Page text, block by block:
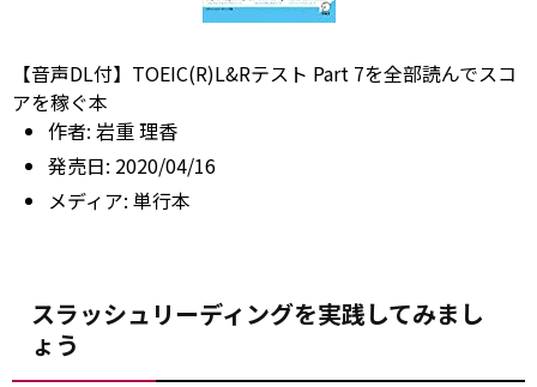
【音声DL付】TOEIC(R)L&Rテスト Part 7を全部読んでスコ
アを稼ぐ本
作者: 岩重 理香
発売日: 2020/04/16
メディア: 単行本
スラッシュリーディングを実践してみまし
ょう